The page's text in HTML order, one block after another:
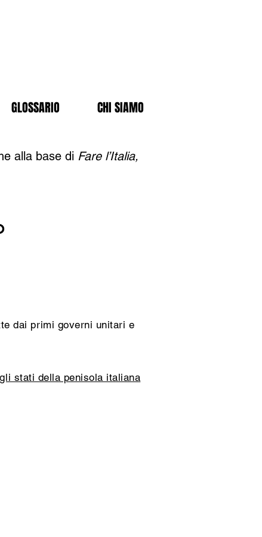
GLOSSARIO CHI SIAMO
alla base di Fare l’Italia,
dai primi governi unitari e
stati della penisola italiana